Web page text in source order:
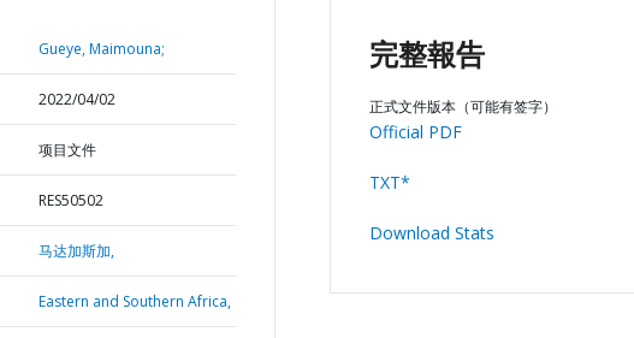
Gueye, Maimouna;
2022/04/02
项目文件
RES50502
马达加斯加,
Eastern and Southern Africa,
完整報告
正式文件版本（可能有签字）
Official PDF
TXT*
Download Stats